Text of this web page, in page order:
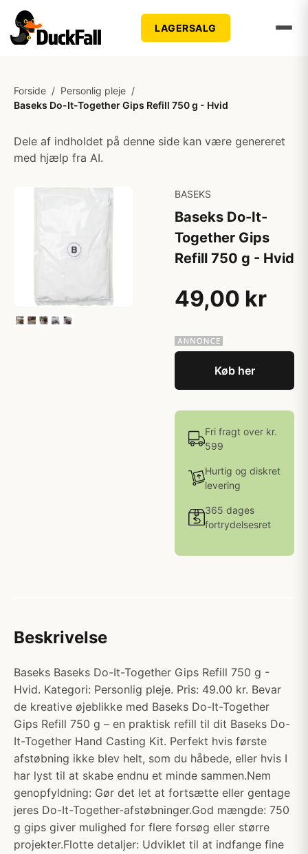
LAGERSALG
Forside / Personlig pleje /
Baseks Do-It-Together Gips Refill 750 g - Hvid
Dele af indholdet på denne side kan være genereret
med hjælp fra AI.
BASEKS
Baseks Do-It-
Together Gips
Refill 750 g - Hvid
49,00 kr
Køb her
Fri fragt over kr.
599
Hurtig og diskret
levering
365 dages
fortrydelsesret
Beskrivelse
Baseks Baseks Do-It-Together Gips Refill 750 g -
Hvid. Kategori: Personlig pleje. Pris: 49.00 kr. Bevar
de kreative øjeblikke med Baseks Do-It-Together
Gips Refill 750 g – en praktisk refill til dit Baseks Do-
It-Together Hand Casting Kit. Perfekt hvis første
afstøbning ikke blev helt, som du håbede, eller hvis I
har lyst til at skabe endnu et minde sammen.Nem
genopfyldning: Gør det let at fortsætte eller gentage
jeres Do-It-Together-afstøbninger.God mængde: 750
g gips giver mulighed for flere forsøg eller større
projekter.Flotte detaljer: Udviklet til at indfange fine